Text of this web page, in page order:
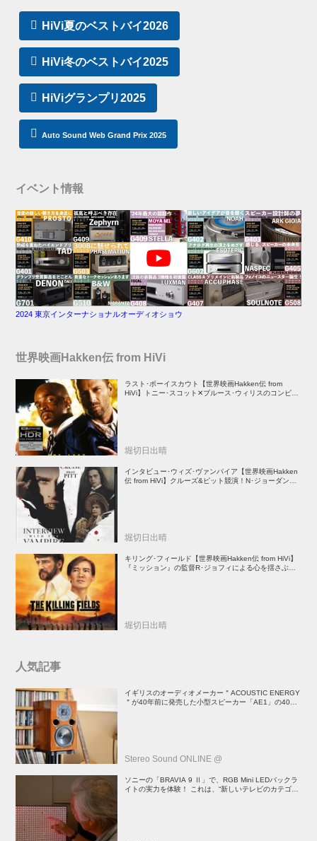
HiVi夏のベストバイ2026
HiVi冬のベストバイ2025
HiViグランプリ2025
Auto Sound Web Grand Prix 2025
イベント情報
2024 東京インターナショナルオーディオショウ
世界映画Hakken伝 from HiVi
ラスト･ボーイスカウト【世界映画Hakken伝 from
HiVi】トニー･スコット✕ブルース･ウィリスのコンビが
堀切日出晴
インタビュー･ウィズ･ヴァンパイア【世界映画Hakken
伝 from HiVi】クルーズ&ピット競演！N･ジョーダン監
堀切日出晴
キリング･フィールド【世界映画Hakken伝 from HiVi】
『ミッション』の監督R･ジョフィによる心を揺さぶる
堀切日出晴
人気記事
イギリスのオーディオメーカー＂ACOUSTIC ENERGY
＂が40年前に発売した小型スピーカー「AE1」の40周
Stereo Sound ONLINE @
ソニーの「BRAVIA 9 Ⅱ」で、RGB Mini LEDバックラ
イトの実力を体験！ これは、“新しいテレビのカテゴリ